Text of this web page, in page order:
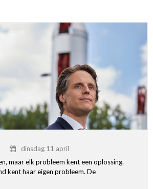
dinsdag 11 april
maar elk probleem kent een oplossing.
kent haar eigen probleem. De